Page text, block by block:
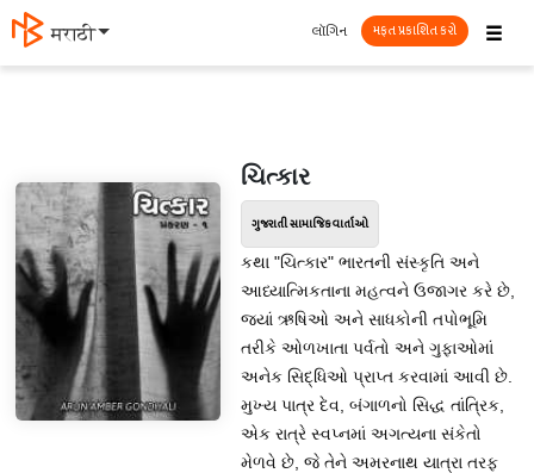
मराठी ☰
લૉગિન મફત પ્રકાશિત કરો
ચિત્કાર
ગુજરાતી સામાજિક વાર્તાઓ
કથા "ચિત્કાર" ભારતની સંસ્કૃતિ અને
આધ્યાત્મિકતાના મહત્વને ઉજાગર કરે છે,
જ્યાં ઋષિઓ અને સાધકોની તપોભૂમિ
તરીકે ઓળખાતા પર્વતો અને ગુફાઓમાં
અનેક સિદ્ધિઓ પ્રાપ્ત કરવામાં આવી છે.
મુખ્ય પાત્ર દેવ, બંગાળનો સિદ્ધ તાંત્રિક,
એક રાત્રે સ્વપ્નમાં અગત્યના સંકેતો
મેળવે છે, જે તેને અમરનાથ યાત્રા તરફ